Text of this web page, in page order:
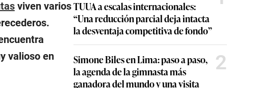
viven varios
valioso en
TUUA a escalas internacionales:
“Una reducción parcial deja intacta
la desventaja competitiva de fondo”
Simone Biles en Lima: paso a paso,
la agenda de la gimnasta más
ganadora del mundo y una visita
2